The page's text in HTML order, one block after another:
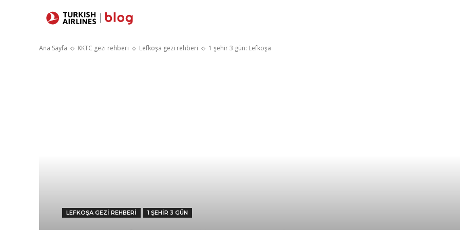
Ana Sayfa KKTC gezi rehberi Lefkoşa gezi rehberi 1 şehir 3 gün: Lefkoşa
LEFKOŞA GEZI REHBERI 1 ŞEHIR 3 GÜN